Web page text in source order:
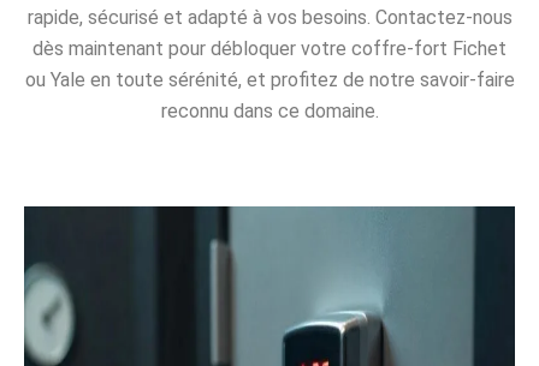
rapide, sécurisé et adapté à vos besoins. Contactez-nous
dès maintenant pour débloquer votre coffre-fort Fichet
ou Yale en toute sérénité, et profitez de notre savoir-faire
reconnu dans ce domaine.